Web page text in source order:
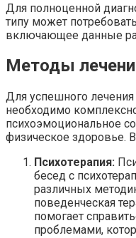
Для полноценной
типу может
включающее данные
Методы
Для успешного
необходимо
психоэмоциональное
физическое здоровье.
Психотерапия:
бесед с
различных
поведенческая
помогает
проблемами,